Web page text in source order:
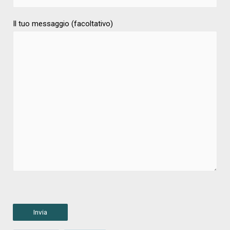
Il tuo messaggio (facoltativo)